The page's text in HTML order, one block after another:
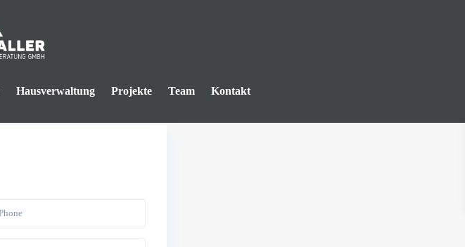
Hausverwaltung Projekte Team Kontakt